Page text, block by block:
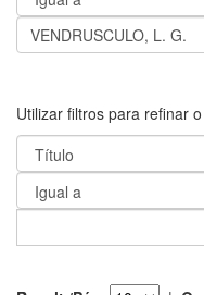
Utilizar filtros para refinar